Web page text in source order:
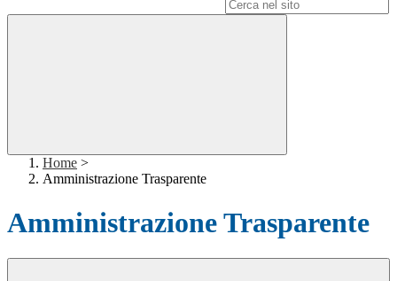
Home >
Amministrazione Trasparente
Amministrazione Trasparente